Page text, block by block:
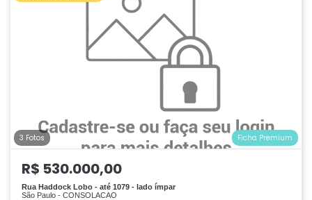
3 Fotos Ficha Premium
R$ 530.000,00
Rua Haddock Lobo - até 1079 - lado ímpar
São Paulo - CONSOLACAO